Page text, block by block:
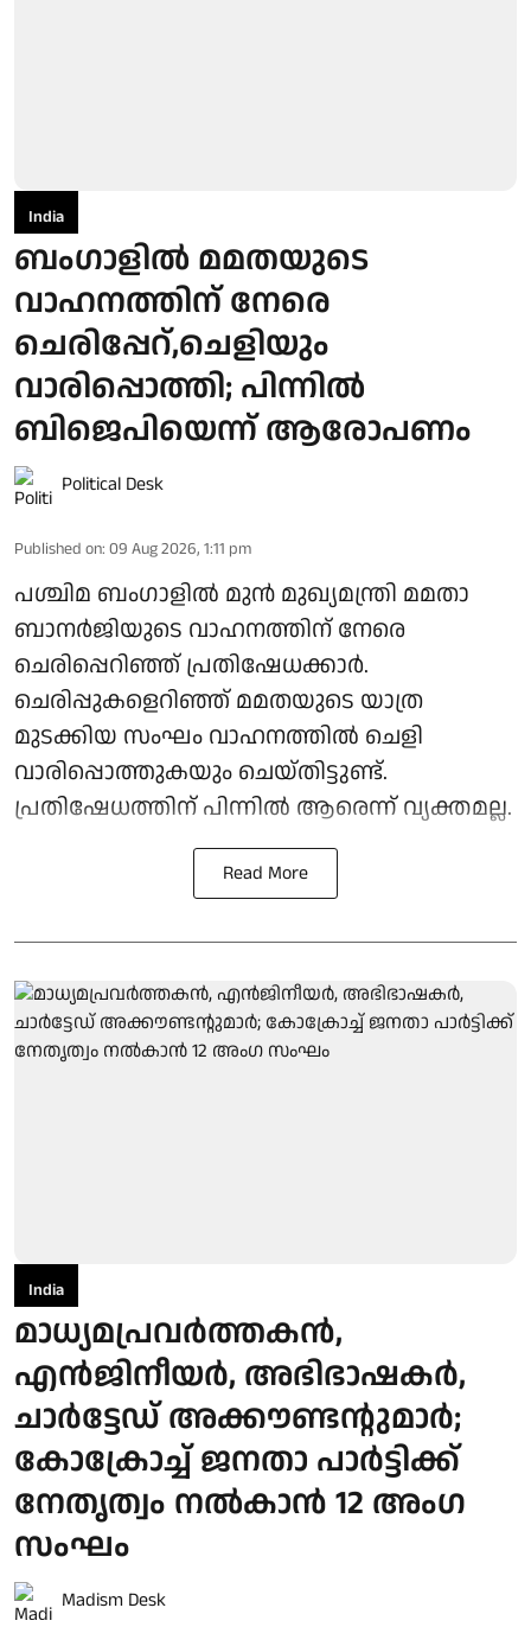
India
ബംഗാളിൽ മമതയുടെ
വാഹനത്തിന് നേരെ
ചെരിപ്പേറ്,ചെളിയും
വാരിപ്പൊത്തി; പിന്നിൽ
ബിജെപിയെന്ന് ആരോപണം
Political Desk
Published on: 09 Aug 2026, 1:11 pm
പശ്ചിമ ബംഗാളിൽ മുൻ മുഖ്യമന്ത്രി മമതാ
ബാനർജിയുടെ വാഹനത്തിന് നേരെ
ചെരിപ്പെറിഞ്ഞ് പ്രതിഷേധക്കാർ.
ചെരിപ്പുകളെറിഞ്ഞ് മമതയുടെ യാത്ര
മുടക്കിയ സംഘം വാഹനത്തിൽ ചെളി
വാരിപ്പൊത്തുകയും ചെയ്തിട്ടുണ്ട്.
പ്രതിഷേധത്തിന് പിന്നിൽ ആരെന്ന് വ്യക്തമല്ല.
Read More
India
മാധ്യമപ്രവര്‍ത്തകന്‍,
എന്‍ജിനീയര്‍, അഭിഭാഷകര്‍,
ചാര്‍ട്ടേഡ് അക്കൗണ്ടന്റുമാര്‍;
കോക്രോച്ച് ജനതാ പാര്‍ട്ടിക്ക്
നേതൃത്വം നല്‍കാന്‍ 12 അംഗ
സംഘം
Madism Desk